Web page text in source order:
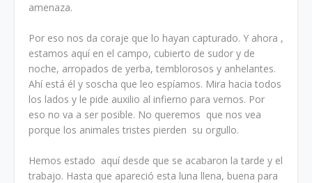
amenaza.
Por eso nos da coraje que lo hayan capturado. Y ahora ,
estamos aquí en el campo, cubierto de sudor y de
noche, arropados de yerba, temblorosos y anhelantes.
Ahí está él y soscha que leo espíamos. Mira hacia todos
los lados y le pide auxilio al infierno para vernos. Por
eso no va a ser posible. No queremos que nos vea
porque los animales tristes pierden su orgullo.
Hemos estado aquí desde que se acabaron la tarde y el
trabajo. Hasta que apareció esta luna llena, buena para